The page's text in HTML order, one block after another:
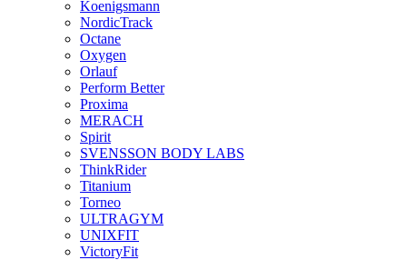
Koenigsmann
NordicTrack
Octane
Oxygen
Orlauf
Perform Better
Proxima
MERACH
Spirit
SVENSSON BODY LABS
ThinkRider
Titanium
Torneo
ULTRAGYM
UNIXFIT
VictoryFit